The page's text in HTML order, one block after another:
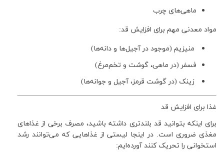
ماهی‌های چرب
مواد معدنی مهم برای افزایش قد:
منیزیم (موجود در آجیل‌ها و دانه‌ها)
فسفر (در ماهی، گوشت و تخم‌مرغ)
زینک (در گوشت قرمز، آجیل و جوانه‌ها)
غذا برای افزایش قد
برای اینکه بتوانید قد بلندتری داشته باشید، مصرف برخی از غذاهای
مغذی ضروری است. در اینجا لیستی از غذاهایی که می‌توانند رشد
استخوانی را تحریک کنند آورده‌ایم: